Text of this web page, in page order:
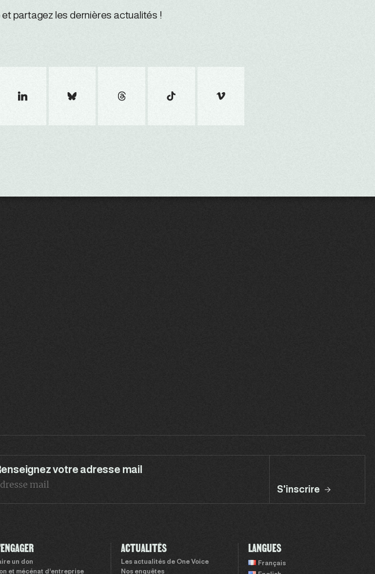
partagez les dernières actualités !
votre adresse mail
S'inscrire
un don
et mécénat d’entreprise
ACTUALITÉS
Les actualités de One Voice
Nos enquêtes
LANGUES
Français